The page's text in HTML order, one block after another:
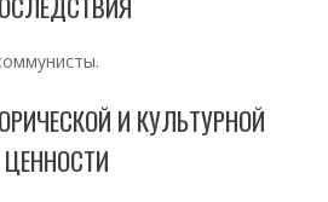
И КУЛЬТУРНОЙ
ЦЕННОСТИ